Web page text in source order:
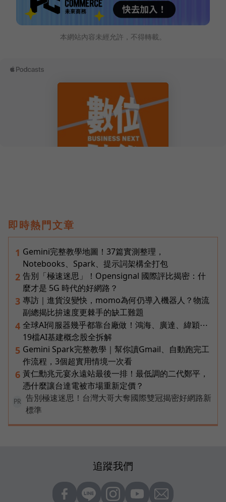
本網站內容未經允許，不得轉載。
即時熱門文章
1 Gemini完整教學地圖！37篇實測整理，
Notebooks、Spark、提示詞架構全打包
2 告別「極速迷思」！Opensignal 國際評比揭密：什
麼才是 5G 時代的好網路？
3 專訪｜進貨沒變快，momo為何仍導入機器人？物流
副總揭比拚速度更棘手的缺工難題
4 全球AI伺服器幾乎都靠台廠做！鴻海、廣達、緯穎⋯
19檔AI基建概念股全拆解
5 Gemini Spark完整教學｜幫你讀Gmail、自動跑完工
作流程，3個超實用情境一次看
6 黃仁勳兆元宴永遠站最後一排！最低調的二代鄭平，
憑什麼讓台達電被市場重新定價？
PR
告別極速迷思！台灣大哥大奪國際雙冠揭密好網路新
標準
追蹤我們